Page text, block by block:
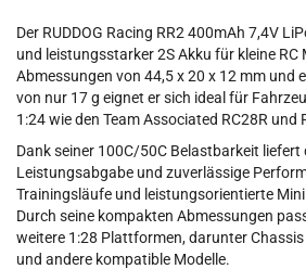
Der RUDDOG Racing RR2 400mAh 7,4V
und leistungsstarker 2S Akku für kleine RC
Abmessungen von 44,5 x 20 x 12 mm und
von nur 17 g eignet er sich ideal für
1:24 wie den Team Associated RC28R und
Dank seiner 100C/50C Belastbarkeit liefert
Leistungsabgabe und zuverlässige
Trainingsläufe und leistungsorientierte
Durch seine kompakten Abmessungen
weitere 1:28 Plattformen, darunter
und andere kompatible Modelle.